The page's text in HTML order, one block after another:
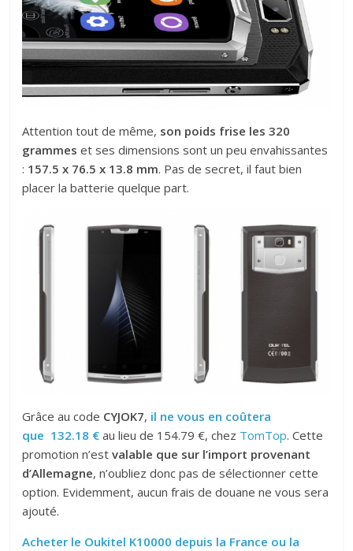
Attention tout de même, son poids frise les 320
grammes et ses dimensions sont un peu envahissantes
: 157.5 x 76.5 x 13.8 mm. Pas de secret, il faut bien
placer la batterie quelque part.
Grâce au code CYJOK7, il ne vous en coûtera
que 132.18 € au lieu de 154.79 €, chez TomTop. Cette
promotion n’est valable que sur l’import provenant
d’Allemagne, n’oubliez donc pas de sélectionner cette
option. Evidemment, aucun frais de douane ne vous sera
ajouté.
Acheter le Oukitel K10000 depuis la France ou la